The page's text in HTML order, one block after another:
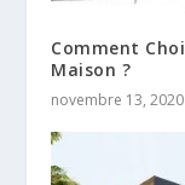
Comment
Maison ?
novembre 13, 2020